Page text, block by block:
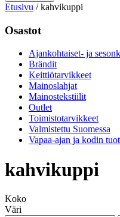
Etusivu /kahvikuppi
Osastot
Ajankohtaiset- ja
Brändit
Keittiötarvikkeet
Mainoslahjat
Mainostekstiilit
Outlet
Toimistotarvikkeet
Valmistettu Suomessa
Vapaa-ajan ja kodin
kahvikuppi
Koko
Väri